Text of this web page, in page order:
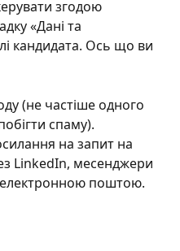
згодою
«Дані та
кандидата. Ось що ви
(не частіше одного
спаму).
на запит на
LinkedIn, месенджери
поштою.